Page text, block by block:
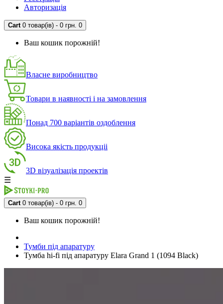
Авторизація
Cart 0 товар(ів) - 0 грн. 0
Ваш кошик порожній!
Власне виробництво
Товари в наявності і на замовлення
Понад 700 варіантів оздоблення
Висока якість продукціі
3D візуалізація проектів
☰
Cart 0 товар(ів) - 0 грн. 0
Ваш кошик порожній!
Тумби під апаратуру
Тумба hi-fi під апаратуру Elara Grand 1 (1094 Black)